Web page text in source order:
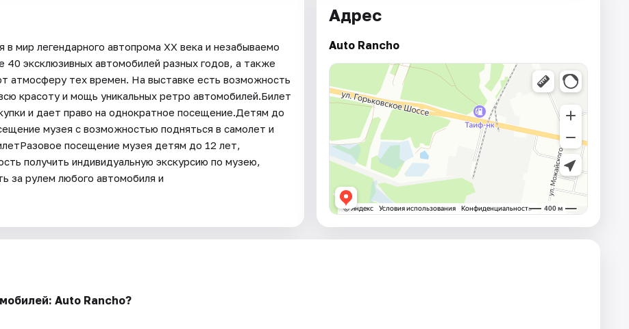
мир легендарного автопрома XX века и незабываемо
эксклюзивных автомобилей разных годов, а также
атмосферу тех времен. На выставке есть возможность
красоту и мощь уникальных ретро автомобилей.Билет
и дает право на однократное посещение.Детям до
музея с возможностью подняться в самолет и
посещение музея детям до 12 лет,
получить индивидуальную экскурсию по музею,
за рулем любого автомобиля и
Адрес
Auto Rancho
Auto Rancho?